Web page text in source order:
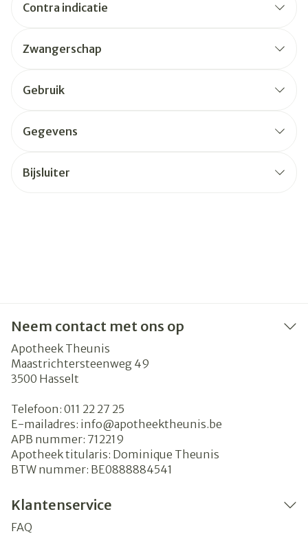
Contra indicatie
Zwangerschap
Gebruik
Gegevens
Bijsluiter
Neem contact met ons op
Apotheek Theunis
Maastrichtersteenweg 49
3500 Hasselt
Telefoon: 011 22 27 25
E-mailadres: info@apotheektheunis.be
APB nummer: 712219
Apotheek titularis: Dominique Theunis
BTW nummer: BE0888884541
Klantenservice
FAQ